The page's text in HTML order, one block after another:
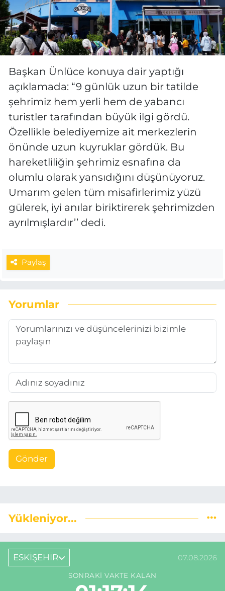
Başkan Ünlüce konuya dair yaptığı
açıklamada: “9 günlük uzun bir tatilde
şehrimiz hem yerli hem de yabancı
turistler tarafından büyük ilgi gördü.
Özellikle belediyemize ait merkezlerin
önünde uzun kuyruklar gördük. Bu
hareketliliğin şehrimiz esnafına da
olumlu olarak yansıdığını düşünüyoruz.
Umarım gelen tüm misafirlerimiz yüzü
gülerek, iyi anılar biriktirerek şehrimizden
ayrılmışlardır’’ dedi.
Paylaş
Yorumlar
Gönder
Yükleniyor...
ESKİŞEHİR 07.08.2026
SONRAKI VAKTE KALAN